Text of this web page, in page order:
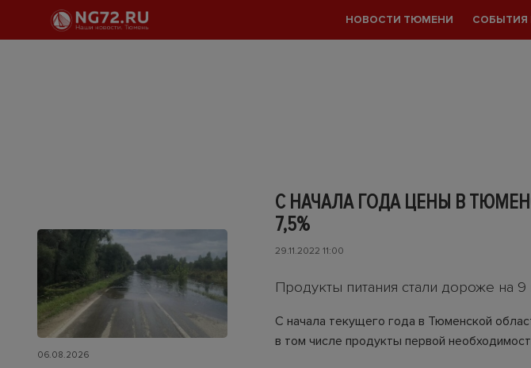
НОВОСТИ ТЮМЕНИ СОБЫТИЯ
С НАЧАЛА ГОДА ЦЕНЫ В
7,5%
29.11.2022 11:00
Продукты питания стали дороже на
С начала текущего года в Тюменской
в том числе продукты первой
06.08.2026